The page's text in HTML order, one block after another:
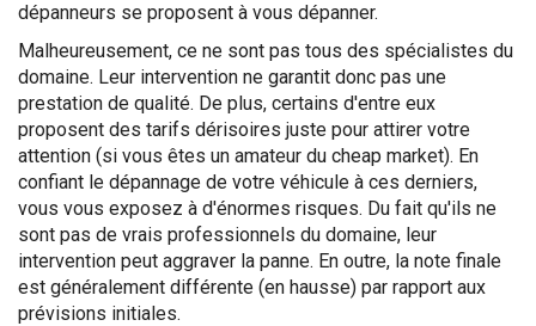
dépanneurs se proposent à vous dépanner.
Malheureusement, ce ne sont pas tous des spécialistes du
domaine. Leur intervention ne garantit donc pas une
prestation de qualité. De plus, certains d'entre eux
proposent des tarifs dérisoires juste pour attirer votre
attention (si vous êtes un amateur du cheap market). En
confiant le dépannage de votre véhicule à ces derniers,
vous vous exposez à d'énormes risques. Du fait qu'ils ne
sont pas de vrais professionnels du domaine, leur
intervention peut aggraver la panne. En outre, la note finale
est généralement différente (en hausse) par rapport aux
prévisions initiales.